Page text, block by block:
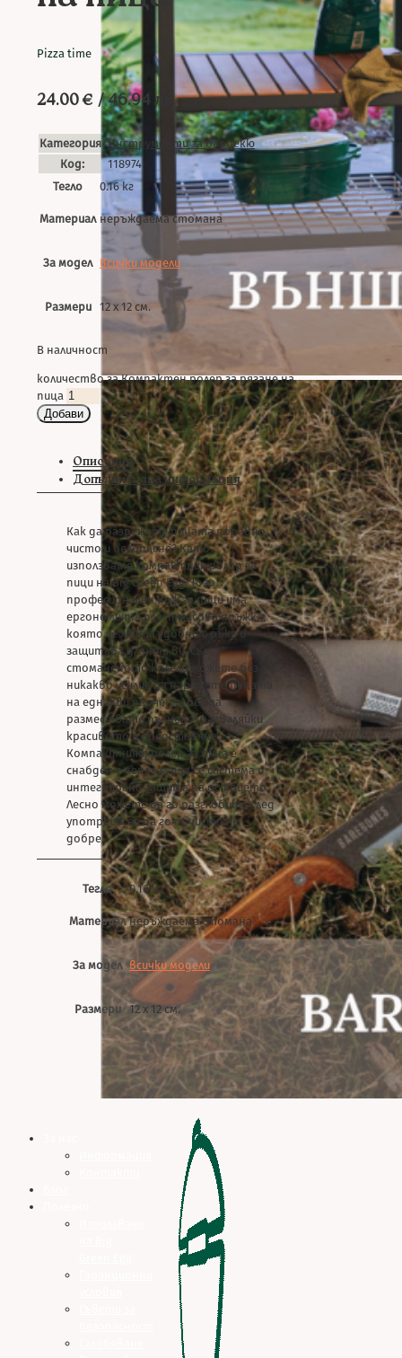
Pizza time
24.00€ / 46.94 лв.
Категория: Инструменти за барбекю
Код:
118974
Тегло
0.16 кг
Материал неръждаема стомана
За модел всички модели
Размери 12 х 12 см.
В наличност
количество за Компактен ролер за рязане на
пица
Добави
Описание
Допълнителна информация
Как да разрежете пицата поравно,
чисто и безопасно? Като
използвате компактния ролер за
пици на Big Green Egg. Този
професионален нож за пици има
ергономична пластмасова дръжка,
която се хваща удобно с ръка и
защитава дланта ви. Със
стоманеното колело можете без
никакво усилие да нарежете пицата
на еднакви парчета, без да
размествате пълнежа, разваляйки
красивото й представяне.
Компактният ролер за пица е
снабден с неплъзгаща се система и
интегрирана защита на острието.
Лесно можете да го разглобите след
употреба, за да го почистите
добре.
Тегло 0.16 кг
Материал неръждаема стомана
За модел всички модели
Размери 12 х 12 см.